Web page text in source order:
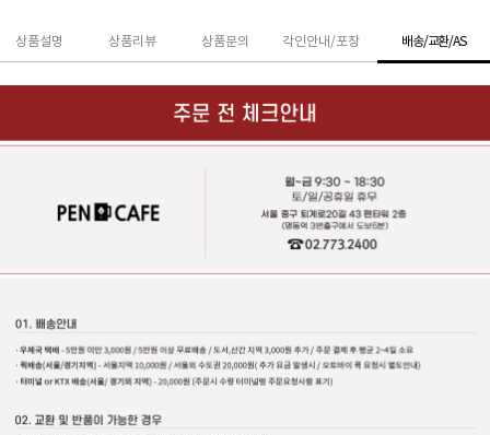
상품설명 상품리뷰 상품문의 각인안내/포장 배송/교환/AS